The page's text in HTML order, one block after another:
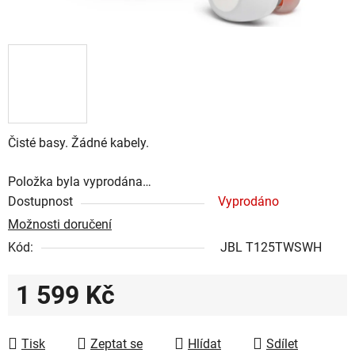
Čisté basy. Žádné kabely.
Položka byla vyprodána…
Dostupnost
Vyprodáno
Možnosti doručení
Kód:
JBL T125TWSWH
1 599 Kč
Tisk
Zeptat se Hlídat Sdílet